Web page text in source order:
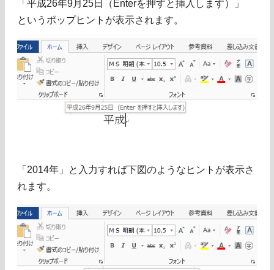
「平成26年9月25日（Enterを押すと挿入します）」
というポップヒントが表示されます。
「2014年」と入力すれば下図のようなヒントが表示さ
れます。